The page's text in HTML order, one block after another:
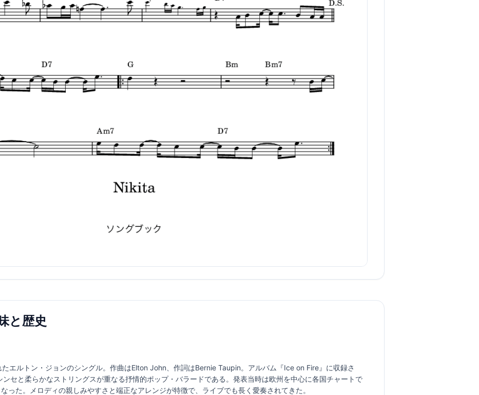
と歴史
エルトン・ジョンのシングル。作曲はElton John、作詞はBernie Taupin。アルバム『Ice on Fire』に収録さ
セと柔らかなストリングスが重なる抒情的ポップ・バラードである。発表当時は欧州を中心に各国チャートで
った。メロディの親しみやすさと端正なアレンジが特徴で、ライブでも長く愛奏されてきた。